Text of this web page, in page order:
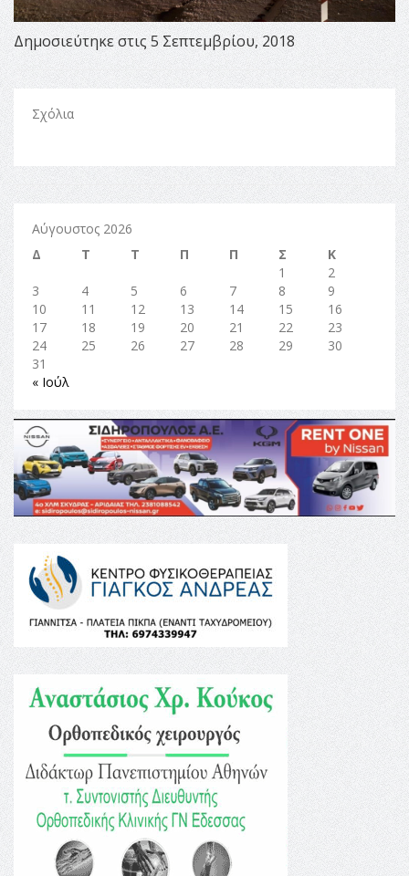
Δημοσιεύτηκε στις 5 Σεπτεμβρίου, 2018
Σχόλια
Αύγουστος 2026
Δ
Τ Τ Π Π Σ
Κ
1
2
3
4 5 6 7 8
9
10
11 12 13 14 15
16
17
18 19 20 21 22
23
24
25 26 27 28 29
30
31
« Ιούλ